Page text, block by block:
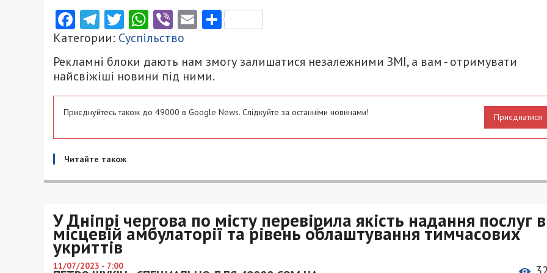
Facebook
Telegram
Twitter
WhatsApp
ViberEmailПоділитися
Категории: Суспільство
Рекламні блоки дають нам змогу залишатися незалежними ЗМІ, а вам - отримувати
найсвіжіші новини під ними.
Приєднуйтесь також до 49000 в Google News. Слідкуйте за останніми новинами! Приєднатися
Читайте також
У Дніпрі чергова по місту перевірила якість надання послуг в
місцевій амбулаторії та рівень облаштування тимчасових
укриттів
11/07/2023 - 7:00